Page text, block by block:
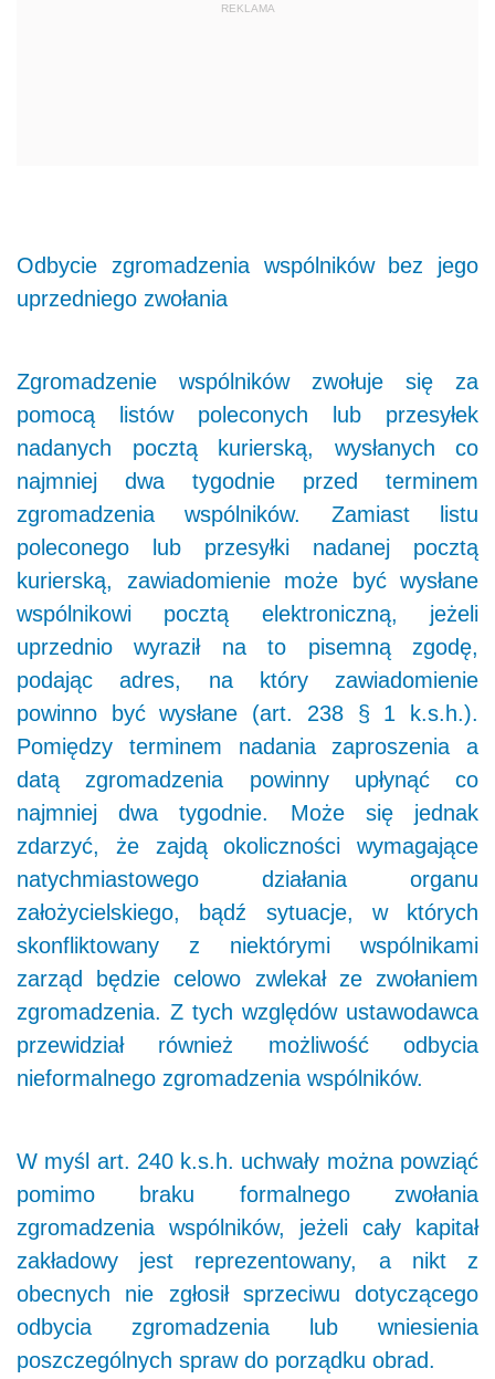
REKLAMA
Odbycie zgromadzenia wspólników bez jego
uprzedniego zwołania
Zgromadzenie wspólników zwołuje się za
pomocą listów poleconych lub przesyłek
nadanych pocztą kurierską, wysłanych co
najmniej dwa tygodnie przed terminem
zgromadzenia wspólników. Zamiast listu
poleconego lub przesyłki nadanej pocztą
kurierską, zawiadomienie może być wysłane
wspólnikowi pocztą elektroniczną, jeżeli
uprzednio wyraził na to pisemną zgodę,
podając adres, na który zawiadomienie
powinno być wysłane (art. 238 § 1 k.s.h.).
Pomiędzy terminem nadania zaproszenia a
datą zgromadzenia powinny upłynąć co
najmniej dwa tygodnie. Może się jednak
zdarzyć, że zajdą okoliczności wymagające
natychmiastowego działania organu
założycielskiego, bądź sytuacje, w których
skonfliktowany z niektórymi wspólnikami
zarząd będzie celowo zwlekał ze zwołaniem
zgromadzenia. Z tych względów ustawodawca
przewidział również możliwość odbycia
nieformalnego zgromadzenia wspólników.
W myśl art. 240 k.s.h. uchwały można powziąć
pomimo braku formalnego zwołania
zgromadzenia wspólników, jeżeli cały kapitał
zakładowy jest reprezentowany, a nikt z
obecnych nie zgłosił sprzeciwu dotyczącego
odbycia zgromadzenia lub wniesienia
poszczególnych spraw do porządku obrad.